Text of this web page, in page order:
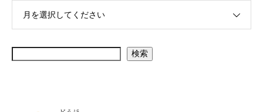
月を選択してください
検索